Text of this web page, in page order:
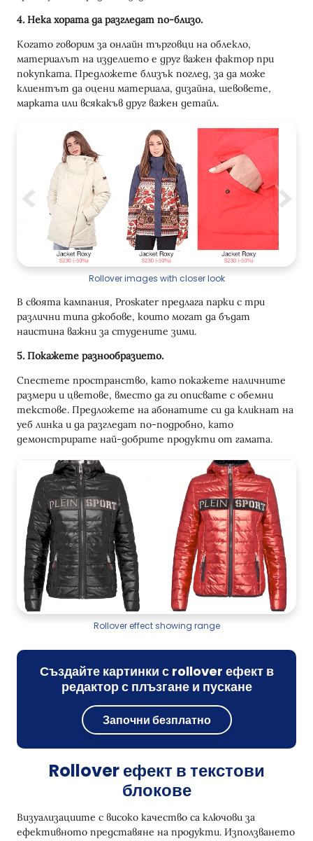
4. Нека хората да разгледат по-близо.
Когато говорим за онлайн търговци на облекло,
материалът на изделието е друг важен фактор при
покупката. Предложете близък поглед, за да може
клиентът да оцени материала, дизайна, шевовете,
марката или всякакъв друг важен детайл.
Rollover images with closer look
В своята кампания, Proskater предлага парки с три
различни типа джобове, които могат да бъдат
наистина важни за студените зими.
5. Покажете разнообразието.
Спестете пространство, като покажете наличните
размери и цветове, вместо да ги описвате с обемни
текстове. Предложете на абонатите си да кликнат на
уеб линка и да разгледат по-подробно, като
демонстрирате най-добрите продукти от гамата.
Rollover effect showing range
Създайте картинки с rollover ефект в
редактор с плъзгане и пускане
Започни безплатно
Rollover ефект в текстови
блокове
Визуализациите с високо качество са ключови за
ефективното представяне на продукти. Използването